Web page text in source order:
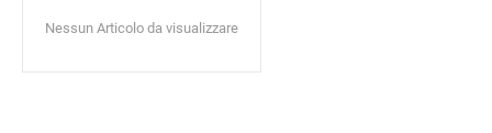
Nessun Articolo da visualizzare